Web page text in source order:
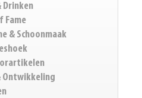
Drinken
Fame
& Schoonmaak
Ontwikkeling